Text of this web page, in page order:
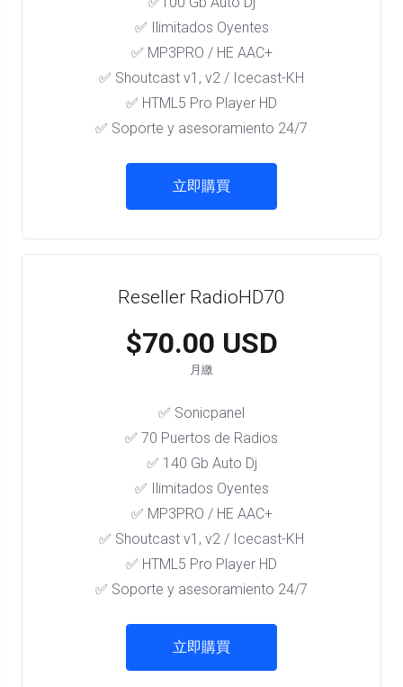
✅ Ilimitados Oyentes
✅ MP3PRO / HE AAC+
✅ Shoutcast v1, v2 / Icecast-KH
✅ HTML5 Pro Player HD
✅ Soporte y asesoramiento 24/7
立即購買
Reseller RadioHD70
$70.00 USD
月繳
✅ Sonicpanel
✅ 70 Puertos de Radios
✅ 140 Gb Auto Dj
✅ Ilimitados Oyentes
✅ MP3PRO / HE AAC+
✅ Shoutcast v1, v2 / Icecast-KH
✅ HTML5 Pro Player HD
✅ Soporte y asesoramiento 24/7
立即購買